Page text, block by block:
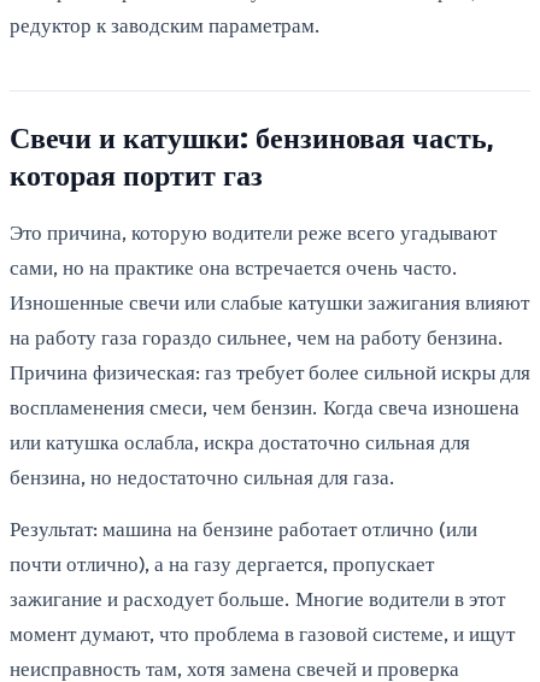
редуктор к заводским параметрам.
Свечи и катушки: бензиновая часть,
которая портит газ
Это причина, которую водители реже всего угадывают
сами, но на практике она встречается очень часто.
Изношенные свечи или слабые катушки зажигания влияют
на работу газа гораздо сильнее, чем на работу бензина.
Причина физическая: газ требует более сильной искры для
воспламенения смеси, чем бензин. Когда свеча изношена
или катушка ослабла, искра достаточно сильная для
бензина, но недостаточно сильная для газа.
Результат: машина на бензине работает отлично (или
почти отлично), а на газу дергается, пропускает
зажигание и расходует больше. Многие водители в этот
момент думают, что проблема в газовой системе, и ищут
неисправность там, хотя замена свечей и проверка